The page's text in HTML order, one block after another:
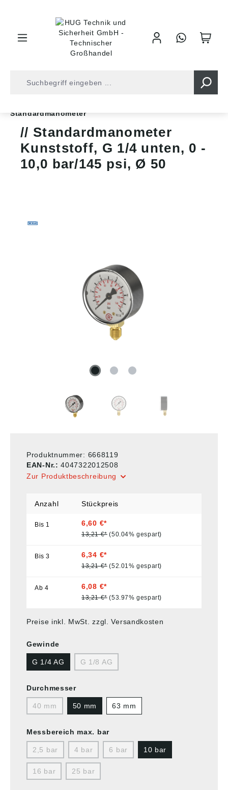
Standardmanometer
Standardmanometer
Kunststoff, G 1/4 unten, 0 -
10,0 bar/145 psi, Ø 50
Produktnummer: 6668119
EAN-Nr.:4047322012508
Zur Produktbeschreibung
Anzahl Stückpreis
Bis 1 6,60 €*
13,21 €* (50.04% gespart)
Bis3 6,34 €*
13,21 €* (52.01% gespart)
Ab 4 6,08 €*
13,21 €* (53.97% gespart)
Preise inkl. MwSt. zzgl. Versandkosten
Gewinde
G 1/4 AG G 1/8 AG
Durchmesser
40 mm 50 mm 63 mm
Messbereich max. bar
2,5 bar 4 bar 6 bar 10 bar
16 bar 25 bar